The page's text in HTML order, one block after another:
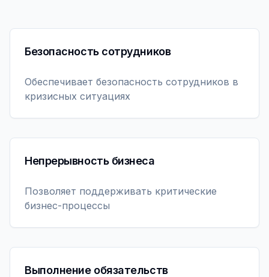
Безопасность сотрудников
Обеспечивает безопасность сотрудников в
кризисных ситуациях
Непрерывность бизнеса
Позволяет поддерживать критические
бизнес-процессы
Выполнение обязательств